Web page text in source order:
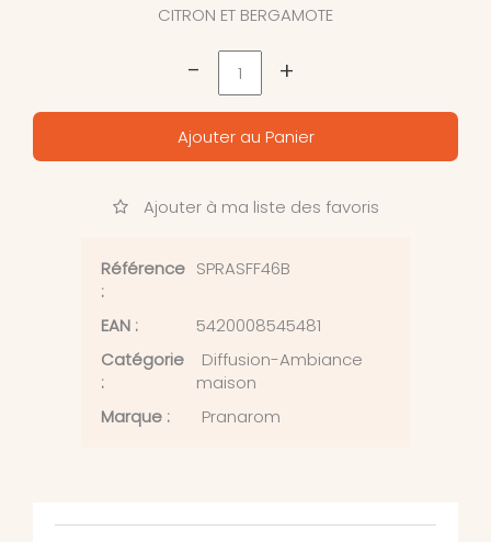
CITRON ET BERGAMOTE
- +
Ajouter au Panier
Ajouter à ma liste des favoris
Référence
:
SPRASFF46B
EAN :
5420008545481
Catégorie
:
Diffusion-Ambiance
maison
Marque :
Pranarom